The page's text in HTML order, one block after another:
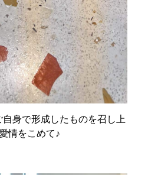
身で形成したものを召し上
情をこめて♪